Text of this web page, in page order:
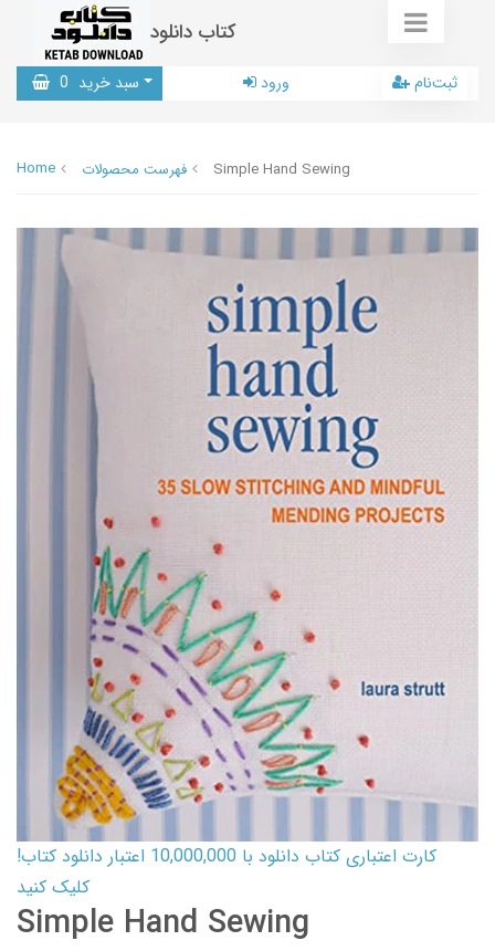
کتاب دانلود
سبد خرید 0 ورود ثبت‌نام
Home فهرست محصولات Simple Hand Sewing
کارت اعتباری کتاب دانلود با 10,000,000 اعتبار دانلود کتاب!
کلیک کنید
Simple Hand Sewing